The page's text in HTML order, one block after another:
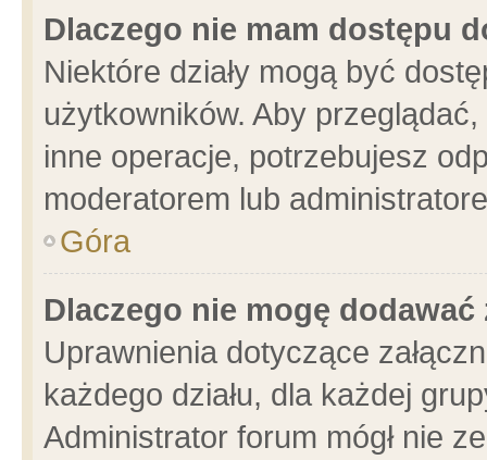
Dlaczego nie mam dostępu
Niektóre działy mogą być
użytkowników. Aby
inne operacje, potrzebujesz
moderatorem lub
Góra
Dlaczego nie mogę dodawać
Uprawnienia dotyczące
każdego działu, dla każdej
Administrator forum mógł nie